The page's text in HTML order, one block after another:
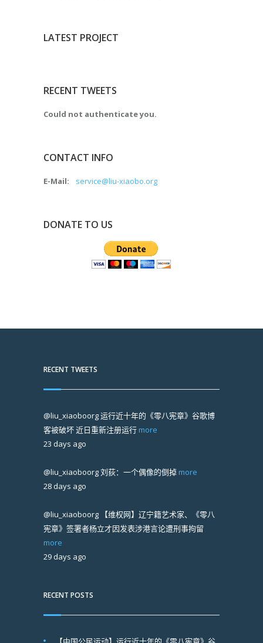
LATEST PROJECT
RECENT TWEETS
Could not authenticate you.
CONTACT INFO
E-Mail: service@liu-xiaobo.org
DONATE TO US
RECENT TWEETS
@liu_xiaoboorg运行近十年的《零八宪章》谷歌博
客被破坏 近日重新注册运行 more
23 days ago
@liu_xiaoboorg刘荻：一个偶像的倒掉 more
28 days ago
@liu_xiaoboorg 【维权网】辽宁籍艺术家、《零八
宪章》签署者杨立才因发表涉港言论遭刑事拘留
more
29 days ago
RECENT POSTS